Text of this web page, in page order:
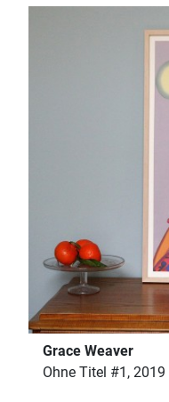
Grace Weaver
Ohne Titel #1, 2019